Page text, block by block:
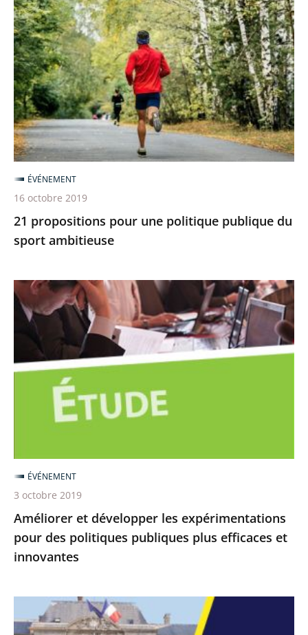
propositions
pour
une
politique
publique
du
sport
ambitieuse
21 propositions pour une politique publique du
sport ambitieuse
ÉVÉNEMENT
16 octobre 2019
Améliorer
et
développer
expérimentations
politiques
plus
efficaces
et
innovantes
Améliorer et développer les expérimentations
pour des politiques publiques plus efficaces et
innovantes
ÉVÉNEMENT
3 octobre 2019
Conseil